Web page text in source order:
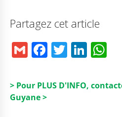
Partagez cet article
G
m
ai
l
F
a
c
T
w
it
Li
n
k
e
a
> Pour PLUS D'INFO,
Guyane >